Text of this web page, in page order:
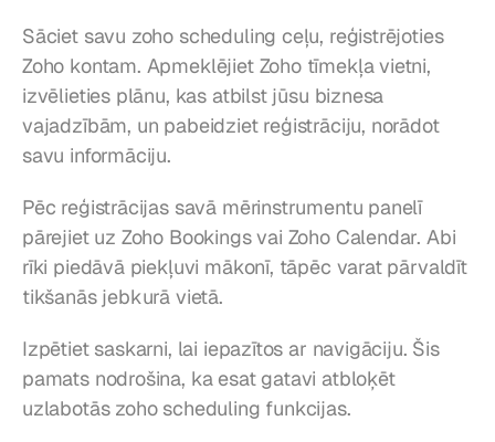
Sāciet savu zoho scheduling ceļu, reģistrējoties
Zoho kontam. Apmeklējiet Zoho tīmekļa vietni,
izvēlieties plānu, kas atbilst jūsu biznesa
vajadzībām, un pabeidziet reģistrāciju, norādot
savu informāciju.
Pēc reģistrācijas savā mērinstrumentu panelī
pārejiet uz Zoho Bookings vai Zoho Calendar. Abi
rīki piedāvā piekļuvi mākonī, tāpēc varat pārvaldīt
tikšanās jebkurā vietā.
Izpētiet saskarni, lai iepazītos ar navigāciju. Šis
pamats nodrošina, ka esat gatavi atbloķēt
uzlabotās zoho scheduling funkcijas.